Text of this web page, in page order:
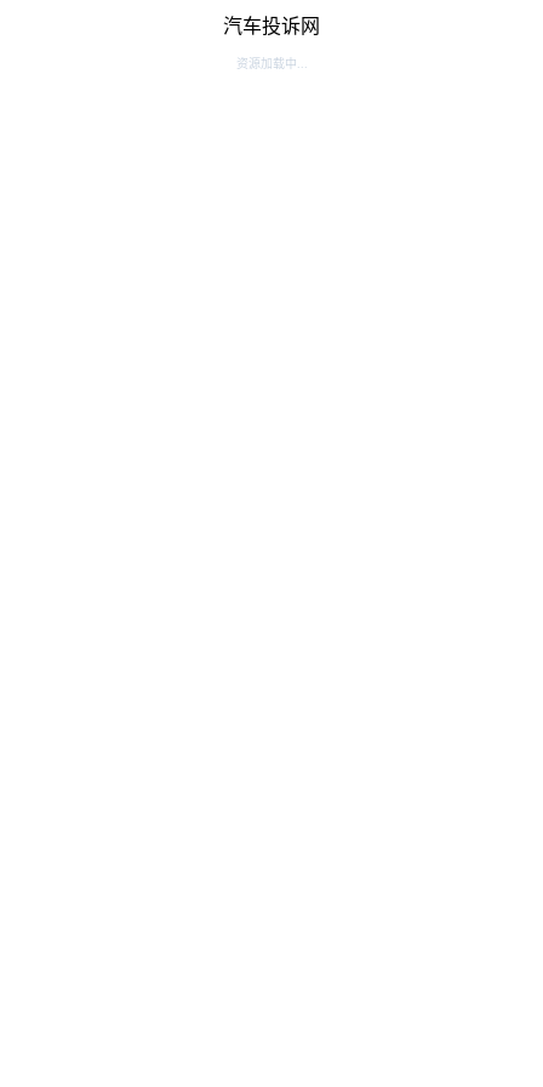
汽车投诉网
资源加载中...